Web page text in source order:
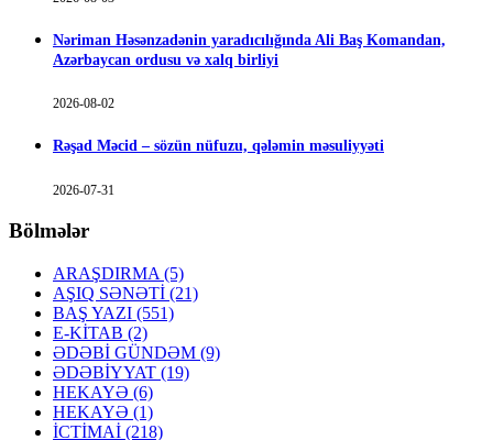
Nəriman Həsənzadənin yaradıcılığında Ali Baş Komandan,
Azərbaycan ordusu və xalq birliyi
2026-08-02
Rəşad Məcid – sözün nüfuzu, qələmin məsuliyyəti
2026-07-31
Bölmələr
ARAŞDIRMA (5)
AŞIQ SƏNƏTİ (21)
BAŞ YAZI (551)
E-KİTAB (2)
ƏDƏBİ GÜNDƏM (9)
ƏDƏBİYYAT (19)
HEKAYƏ (6)
HEKAYƏ (1)
İCTİMAİ (218)